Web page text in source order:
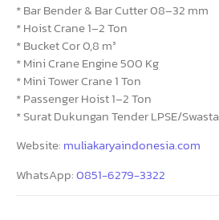
* Bar Bender & Bar Cutter 08–32 mm
* Hoist Crane 1–2 Ton
* Bucket Cor 0,8 m³
* Mini Crane Engine 500 Kg
* Mini Tower Crane 1 Ton
* Passenger Hoist 1–2 Ton
* Surat Dukungan Tender LPSE/Swasta
Website: muliakaryaindonesia.com
WhatsApp:0851-6279-3322